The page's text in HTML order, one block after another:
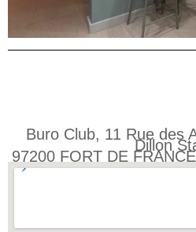
Buro Club, 11 Rue des
Dillon
97200 FORT DE